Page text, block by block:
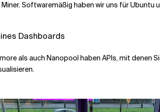
Softwaremäßig haben wir uns für Ubuntu
Dashboards
als auch Nanopool haben APIs, mit denen